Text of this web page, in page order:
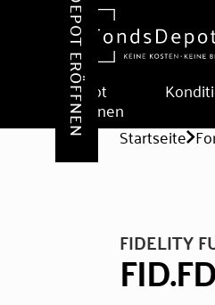
Depot
eröffnen
DEPOT ERÖFFNEN Startseite
FIDELITY